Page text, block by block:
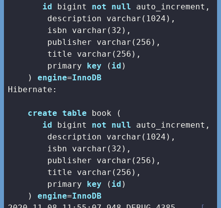
id
bigint not null auto_increment,
        description
varchar ( 1024 ),
        isbn
varchar ( 32 ),
        publisher
varchar ( 256 ),
        title
varchar ( 256 ),
        primary
key ( id )
    )
engine=InnoDB
Hibernate:
create table book (
id
bigint not null auto_increment,
        description
varchar ( 1024 ),
        isbn
varchar ( 32 ),
        publisher
varchar ( 256 ),
        title
varchar ( 256 ),
        primary
key ( id )
    )
engine=InnoDB